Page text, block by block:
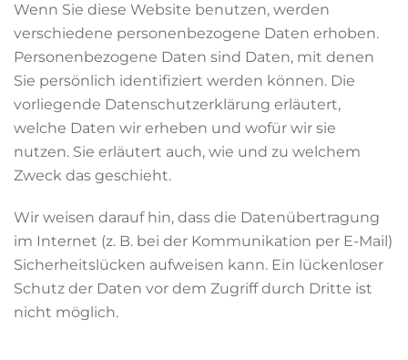
Wenn Sie diese Website benutzen, werden
verschiedene personenbezogene Daten erhoben.
Personenbezogene Daten sind Daten, mit denen
Sie persönlich identifiziert werden können. Die
vorliegende Datenschutzerklärung erläutert,
welche Daten wir erheben und wofür wir sie
nutzen. Sie erläutert auch, wie und zu welchem
Zweck das geschieht.
Wir weisen darauf hin, dass die Datenübertragung
im Internet (z. B. bei der Kommunikation per E-Mail)
Sicherheitslücken aufweisen kann. Ein lückenloser
Schutz der Daten vor dem Zugriff durch Dritte ist
nicht möglich.